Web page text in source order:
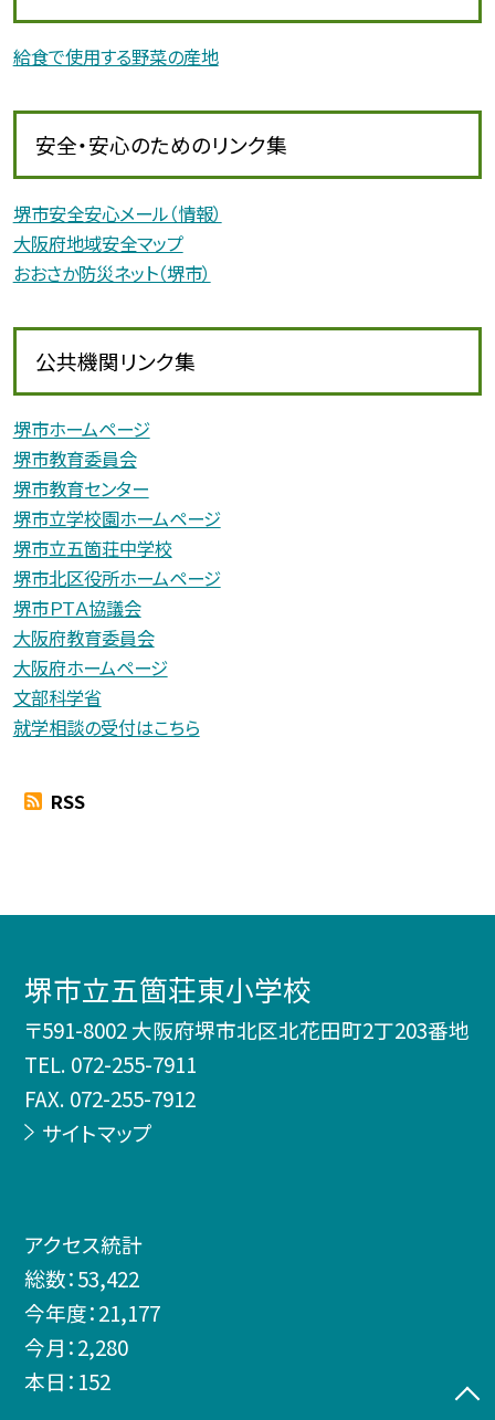
給食で使用する野菜の産地
安全・安心のためのリンク集
堺市安全安心メール（情報）
大阪府地域安全マップ
おおさか防災ネット（堺市）
公共機関リンク集
堺市ホームページ
堺市教育委員会
堺市教育センター
堺市立学校園ホームページ
堺市立五箇荘中学校
堺市北区役所ホームページ
堺市ＰＴＡ協議会
大阪府教育委員会
大阪府ホームページ
文部科学省
就学相談の受付はこちら
RSS
堺市立五箇荘東小学校
〒591-8002 大阪府堺市北区北花田町2丁203番地
TEL. 072-255-7911
FAX. 072-255-7912
サイトマップ
アクセス統計
総数：53,422
今年度：21,177
今月：2,280
本日： 152